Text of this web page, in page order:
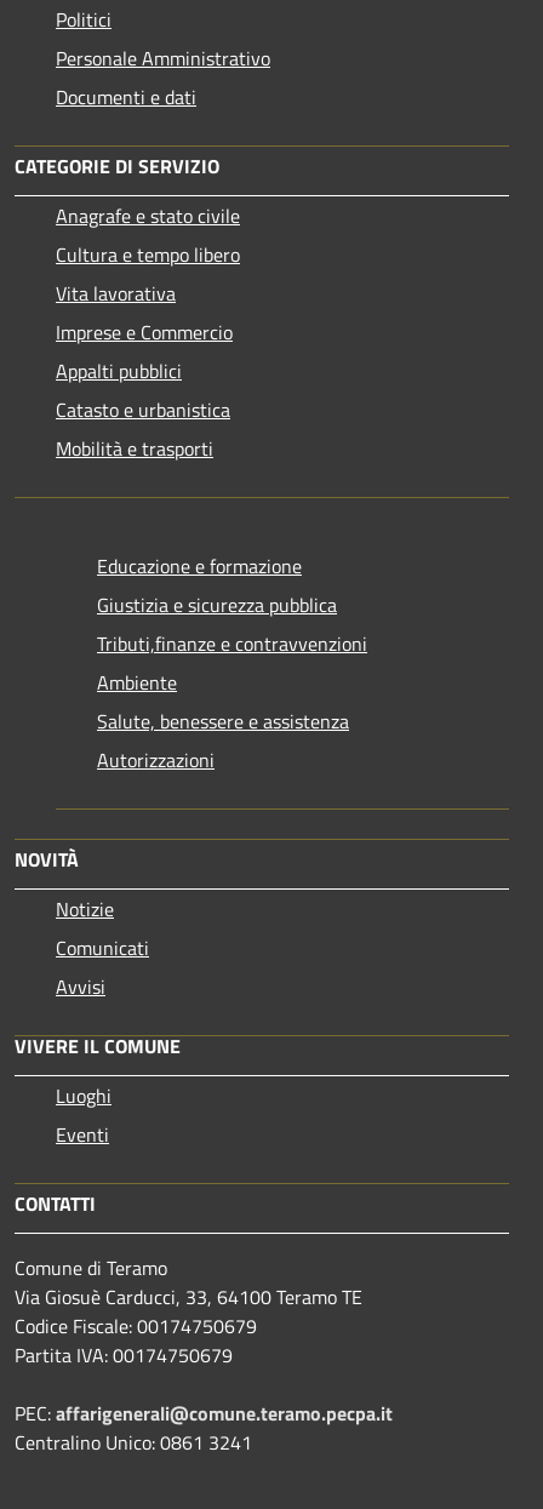
Politici
Personale Amministrativo
Documenti e dati
CATEGORIE DI SERVIZIO
Anagrafe e stato civile
Cultura e tempo libero
Vita lavorativa
Imprese e Commercio
Appalti pubblici
Catasto e urbanistica
Mobilità e trasporti
Educazione e formazione
Giustizia e sicurezza pubblica
Tributi,finanze e contravvenzioni
Ambiente
Salute, benessere e assistenza
Autorizzazioni
NOVITÀ
Notizie
Comunicati
Avvisi
VIVERE IL COMUNE
Luoghi
Eventi
CONTATTI
Comune di Teramo
Via Giosuè Carducci, 33, 64100 Teramo TE
Codice Fiscale: 00174750679
Partita IVA: 00174750679
PEC:affarigenerali@comune.teramo.pecpa.it
Centralino Unico: 0861 3241